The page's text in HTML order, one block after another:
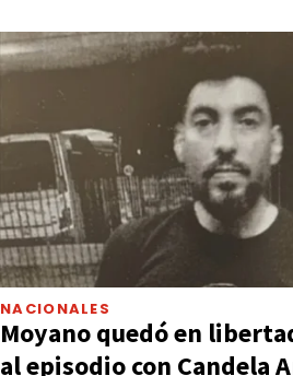
NACIONALES
Moyano quedó en
al episodio con Candela